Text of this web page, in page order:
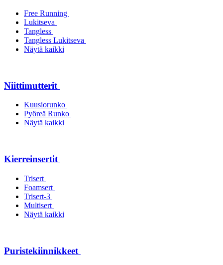
Free Running
Lukitseva
Tangless
Tangless Lukitseva
Näytä kaikki
Niittimutterit
Kuusiorunko
Pyöreä Runko
Näytä kaikki
Kierreinsertit
Trisert
Foamsert
Trisert-3
Multisert
Näytä kaikki
Puristekiinnikkeet